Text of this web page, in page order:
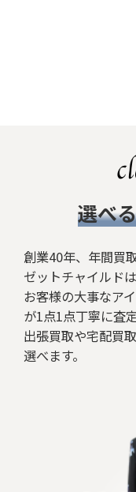
選べ
創業40年、年間買
ゼットチャイルド
お客様の大事なア
が1点1点丁寧に査
出張買取や宅配買
選べます。